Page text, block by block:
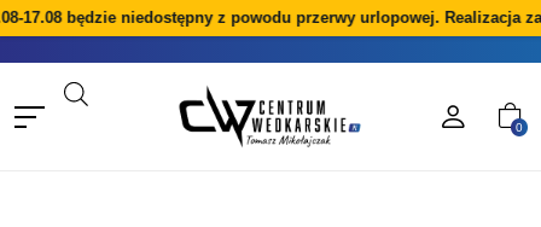
17.08 będzie niedostępny z powodu przerwy urlopowej. Realizacja
0